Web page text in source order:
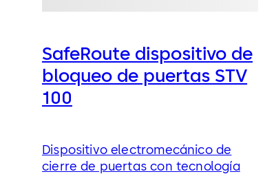
SafeRoute dispositivo de
bloqueo de puertas STV
100
Dispositivo electromecánico de
cierre de puertas con tecnología